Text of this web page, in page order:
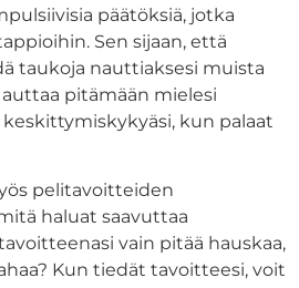
päätöksiä, jotka
Sen sijaan, että
taukoja nauttiaksesi muista
pitämään mielesi
keskittymiskykyäsi, kun palaat
pelitavoitteiden
haluat saavuttaa
vain pitää hauskaa,
Kun tiedät tavoitteesi, voit